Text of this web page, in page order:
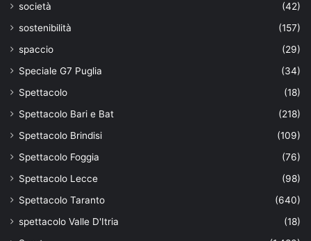
società
(42)
sostenibilità
(157)
spaccio
(29)
Speciale G7 Puglia
(34)
Spettacolo
(18)
Spettacolo Bari e Bat
(218)
Spettacolo Brindisi
(109)
Spettacolo Foggia
(76)
Spettacolo Lecce
(98)
Spettacolo Taranto
(640)
spettacolo Valle D'Itria
(18)